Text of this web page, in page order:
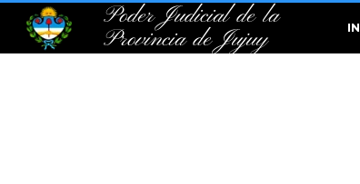
Poder Judicial de la
Provincia de Jujuy